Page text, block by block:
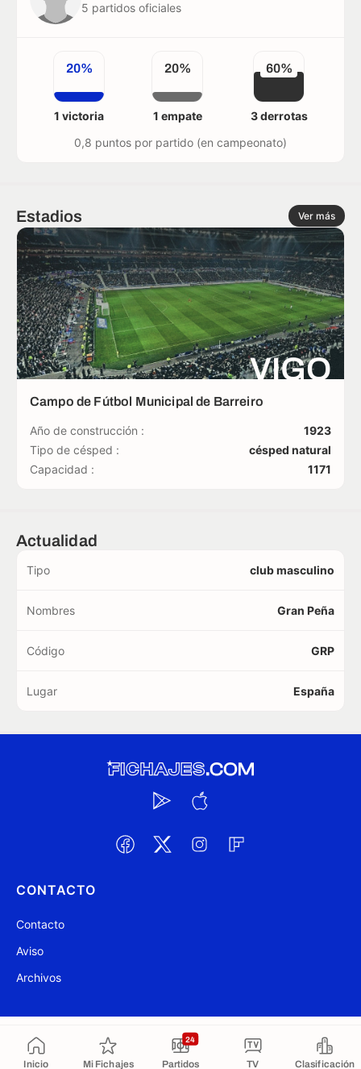
Inicio Mi Fichajes Partidos
24
TV Clasificación
5 partidos oficiales
20%
1 victoria
20%
1 empate
60%
3 derrotas
0,8 puntos por partido (en campeonato)
Estadios Ver más
VIGO
Campo de Fútbol Municipal de Barreiro
Año de construcción :
1923
Tipo de césped :
césped natural
Capacidad :
1171
Actualidad
Tipo club masculino
Nombres Gran Peña
Código GRP
Lugar España
CONTACTO
Contacto
Aviso
Archivos
Copiado al portapapeles